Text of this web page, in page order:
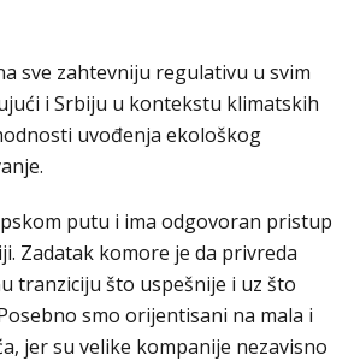
sve zahtevniju regulativu u svim
i Srbiju u kontekstu klimatskih
uvođenja ekološkog
putu i ima odgovoran pristup
Zadatak komore je da privreda
tranziciju što uspešnije i uz što
smo orijentisani na mala i
jer su velike kompanije nezavisno